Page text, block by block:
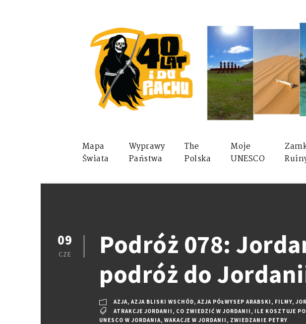
Mapa
Świata
Wyprawy
Państwa
The
Polska
Moje
UNESCO
09
CZE
Podróż 078:
podróż do
AZJA, AZJA BLISKI WSCHÓD, AZJA PÓŁWYSEP ARABSKI , FILMY,
ATRAKCJE JORDANII , CO ZWIEDZIĆ W JORDANII , ILE KOSZTUJE
UNESCO W JORDANIA, WAKACJE W JORDANII , ZWIEDZANIE PETRY